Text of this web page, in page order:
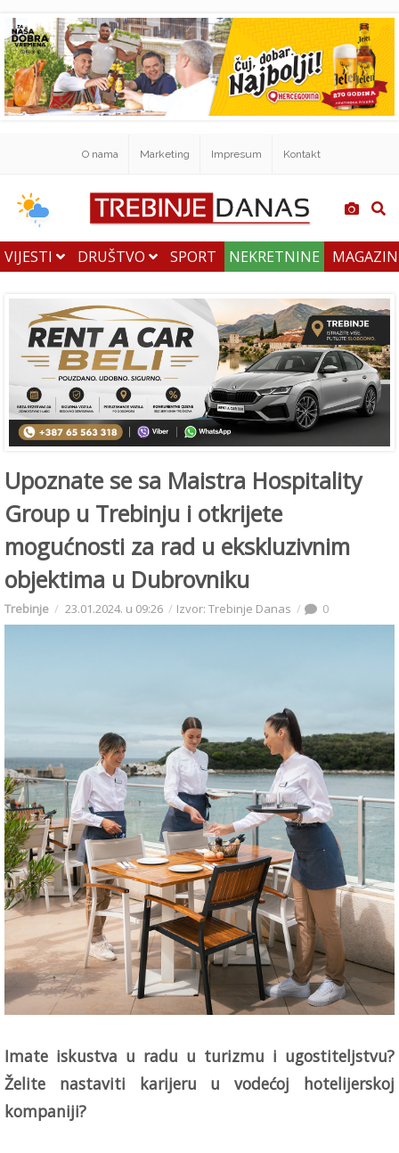
O nama Marketing Impresum Kontakt
VIJESTI DRUŠTVO SPORT NEKRETNINE
Upoznate se sa Maistra Hospitality
Group u Trebinju i otkrijete
mogućnosti za rad u ekskluzivnim
objektima u Dubrovniku
Trebinje 23.01.2024. u 09:26 Izvor: Trebinje Danas 0
Imate iskustva u radu u turizmu i ugostiteljstvu?
Želite nastaviti karijeru u vodećoj hotelijerskoj
kompaniji?